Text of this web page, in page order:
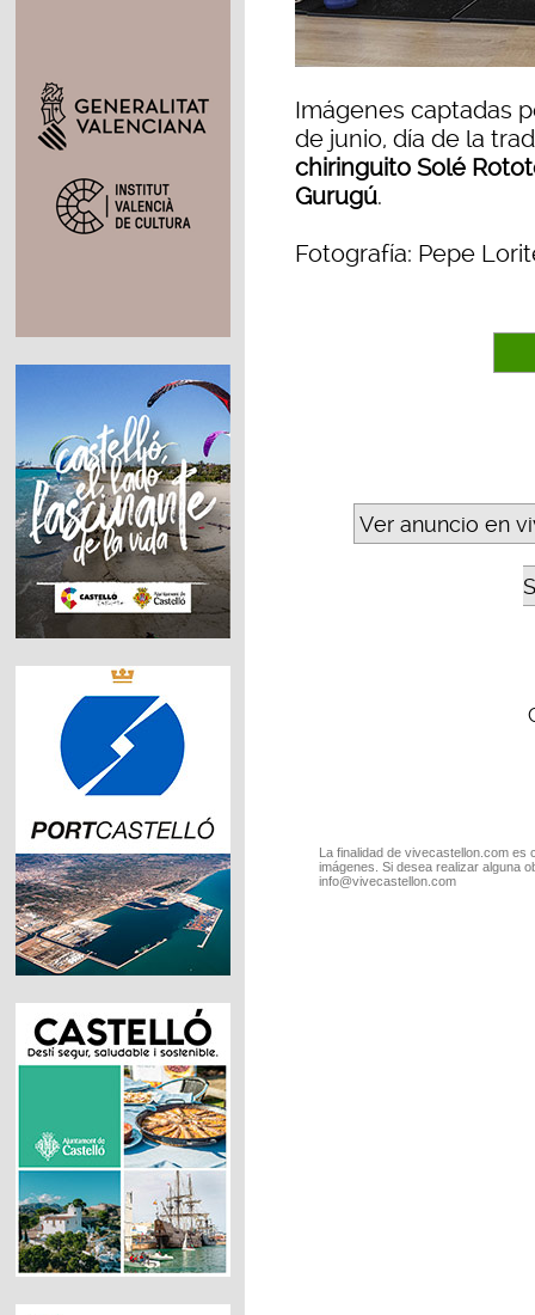
Imágenes captadas
de junio, día de la
chiringuito Solé
Gurugú.
Fotografía: Pepe
Ver anuncio en
La finalidad de vivecastellon.com
imágenes. Si desea realizar alguna
info@vivecastellon.com